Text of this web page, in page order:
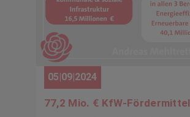
05|09|2024
77,2 Mio. € KfW-Fördermittel